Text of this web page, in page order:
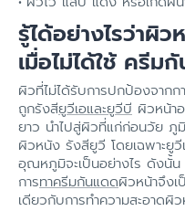
รู้ได้อย่างไรว่าผิ
เมื่อไม่ได้ใช้ ครีม
ผิวที่ไม่ได้รับการปกป้องจากก
ถูกรังสียูวีเอและยูวีบี ผิวหน้าอ
ยาว นำไปสู่ผิวที่แก่ก่อนวัย ภู
ผิวหนัง รังสียูวี โดยเฉพาะยู
อุณหภูมิจะเป็นอย่างไร ดังนั้
การทาครีมกันแดดผิวหน้าจึง
เดียวกับการทำความสะอาดผิ